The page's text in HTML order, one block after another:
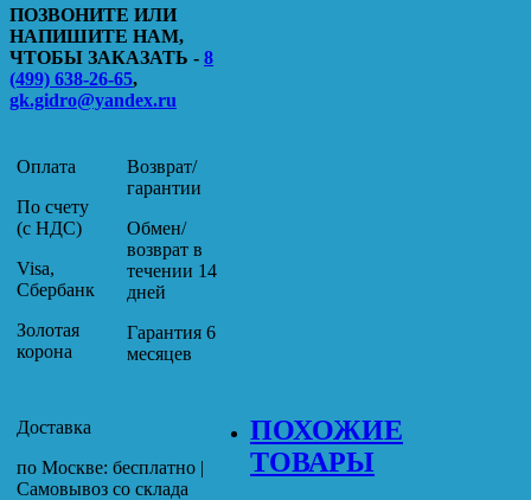
ПОЗВОНИТЕ ИЛИ
НАПИШИТЕ НАМ,
ЧТОБЫ ЗАКАЗАТЬ - 8
(499) 638-26-65,
gk.gidro@yandex.ru
Оплата
По счету
(с НДС)
Visa,
Сбербанк
Золотая
корона
Возврат/
гарантии
Обмен/
возврат в
течении 14
дней
Гарантия 6
месяцев
Доставка
по Москве: бесплатно |
Самовывоз со склада
ПОХОЖИЕ
ТОВАРЫ